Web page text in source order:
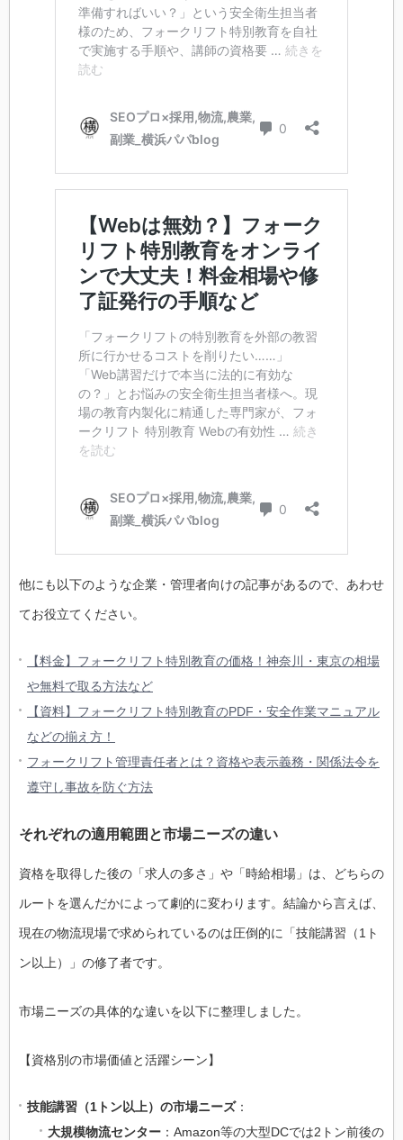
他にも以下のような企業・管理者向けの記事があるので、あわせ
てお役立てください。
【料金】フォークリフト特別教育の価格！神奈川・東京の相場
や無料で取る方法など
【資料】フォークリフト特別教育のPDF・安全作業マニュアル
などの揃え方！
フォークリフト管理責任者とは？資格や表示義務・関係法令を
遵守し事故を防ぐ方法
それぞれの適用範囲と市場ニーズの違い
資格を取得した後の「求人の多さ」や「時給相場」は、どちらの
ルートを選んだかによって劇的に変わります。結論から言えば、
現在の物流現場で求められているのは圧倒的に「技能講習（1ト
ン以上）」の修了者です。
市場ニーズの具体的な違いを以下に整理しました。
【資格別の市場価値と活躍シーン】
技能講習（1トン以上）の市場ニーズ：
大規模物流センター ：Amazon等の大型DCでは2トン前後の